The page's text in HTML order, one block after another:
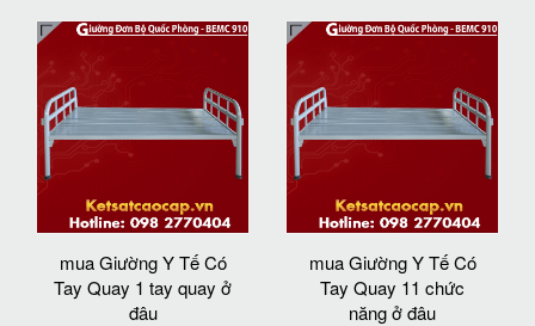
mua Giường Y Tế Có
Tay Quay 1 tay quay ở
đâu
mua Giường Y Tế Có
Tay Quay 11 chức
năng ở đâu